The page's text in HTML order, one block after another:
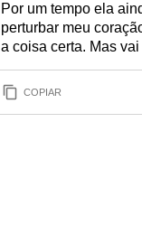
Por um tempo ela
perturbar meu
a coisa certa. Mas
COPIAR